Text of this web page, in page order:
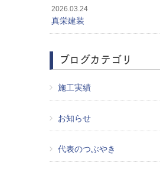
2026.03.24
真栄建装
ブログカテゴリ
施工実績
お知らせ
代表のつぶやき